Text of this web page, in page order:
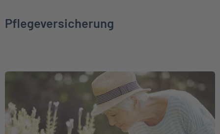
Pflegeversicherung
Weiter zu Pflegepflichtversicherung